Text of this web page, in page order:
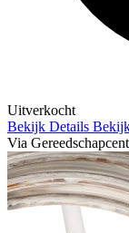
Uitverkocht
Bekijk Details
Via